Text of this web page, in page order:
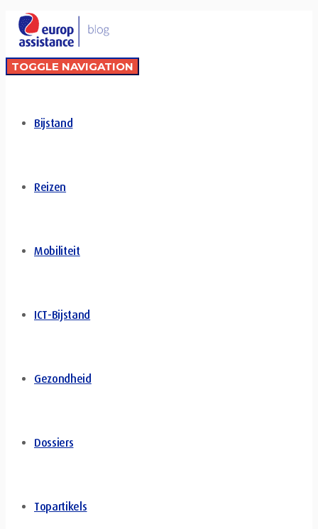
TOGGLE NAVIGATION
Bijstand
Reizen
Mobiliteit
ICT-Bijstand
Gezondheid
Dossiers
Topartikels